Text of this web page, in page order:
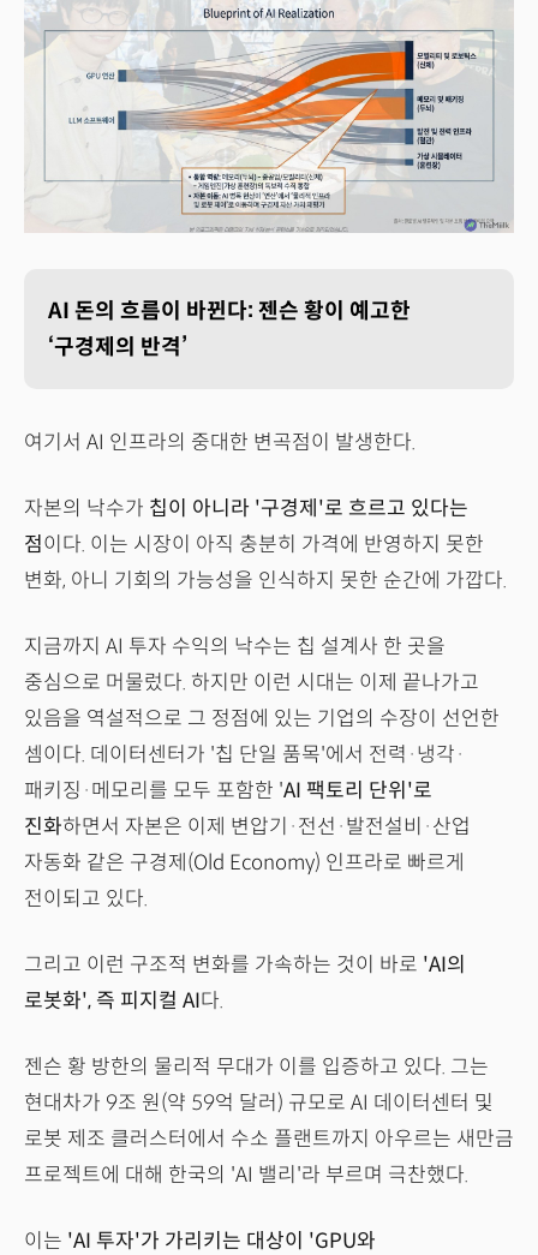
AI 돈의 흐름이 바뀐다: 젠슨 황이 예고한
‘구경제의 반격’
여기서 AI 인프라의 중대한 변곡점이 발생한다.
자본의 낙수가 칩이 아니라 '구경제'로 흐르고 있다는
점이다. 이는 시장이 아직 충분히 가격에 반영하지 못한
변화, 아니 기회의 가능성을 인식하지 못한 순간에 가깝다.
지금까지 AI 투자 수익의 낙수는 칩 설계사 한 곳을
중심으로 머물렀다. 하지만 이런 시대는 이제 끝나가고
있음을 역설적으로 그 정점에 있는 기업의 수장이 선언한
셈이다. 데이터센터가 '칩 단일 품목'에서 전력·냉각·
패키징·메모리를 모두 포함한 'AI 팩토리 단위'로
진화하면서 자본은 이제 변압기·전선·발전설비·산업
자동화 같은 구경제(Old Economy) 인프라로 빠르게
전이되고 있다.
그리고 이런 구조적 변화를 가속하는 것이 바로 'AI의
로봇화', 즉 피지컬 AI다.
젠슨 황 방한의 물리적 무대가 이를 입증하고 있다. 그는
현대차가 9조 원(약 59억 달러) 규모로 AI 데이터센터 및
로봇 제조 클러스터에서 수소 플랜트까지 아우르는 새만금
프로젝트에 대해 한국의 'AI 밸리'라 부르며 극찬했다.
이는 'AI 투자'가 가리키는 대상이 'GPU와